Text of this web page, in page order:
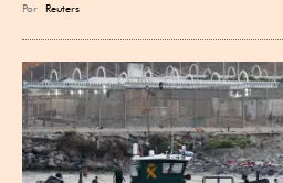
Por Reuters